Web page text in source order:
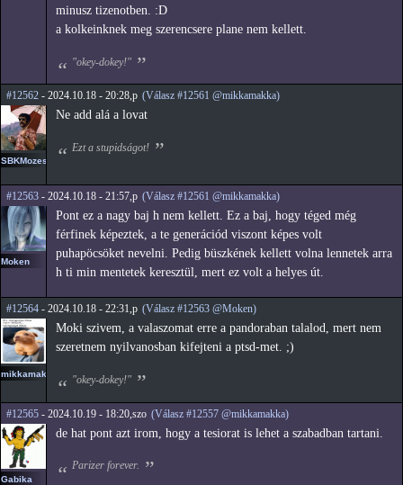
minusz tizenotben. :D
a kolkeinknek meg szerencsere plane nem kellett.
"okey-dokey!"
#12562 - 2024.10.18 - 20:28,p (Válasz #12561 @mikkamakka)
SBKMozes
Ne add alá a lovat
Ezt a stupidságot!
#12563 - 2024.10.18 - 21:57,p (Válasz #12561 @mikkamakka)
Moken
Pont ez a nagy baj h nem kellett. Ez a baj, hogy téged még
férfinek képeztek, a te generációd viszont képes volt
puhapöcsöket nevelni. Pedig büszkének kellett volna lennetek arra
h ti min mentetek keresztül, mert ez volt a helyes út.
#12564 - 2024.10.18 - 22:31,p (Válasz #12563 @Moken)
mikkamakka
Moki szivem, a valaszomat erre a pandoraban talalod, mert nem
szeretnem nyilvanosban kifejteni a ptsd-met. ;)
"okey-dokey!"
#12565 - 2024.10.19 - 18:20,szo (Válasz #12557 @mikkamakka)
Gabika
de hat pont azt irom, hogy a tesiorat is lehet a szabadban tartani.
Parizer forever.